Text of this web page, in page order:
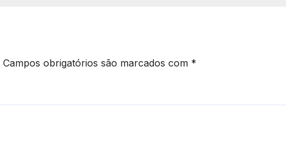
Campos obrigatórios são marcados com *